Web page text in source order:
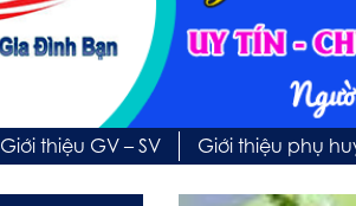
Giới thiệu GV – SV Giới thiệu phụ